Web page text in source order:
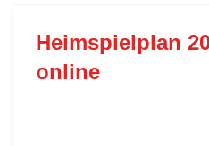
Heimspielplan
online